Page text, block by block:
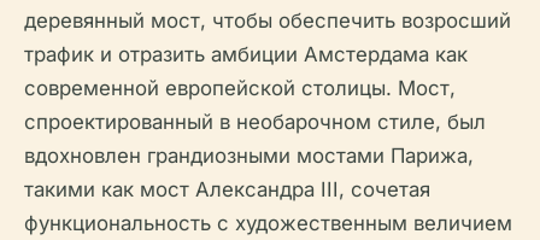
деревянный мост, чтобы обеспечить возросший
трафик и отразить амбиции Амстердама как
современной европейской столицы. Мост,
спроектированный в необарочном стиле, был
вдохновлен грандиозными мостами Парижа,
такими как мост Александра III, сочетая
функциональность с художественным величием